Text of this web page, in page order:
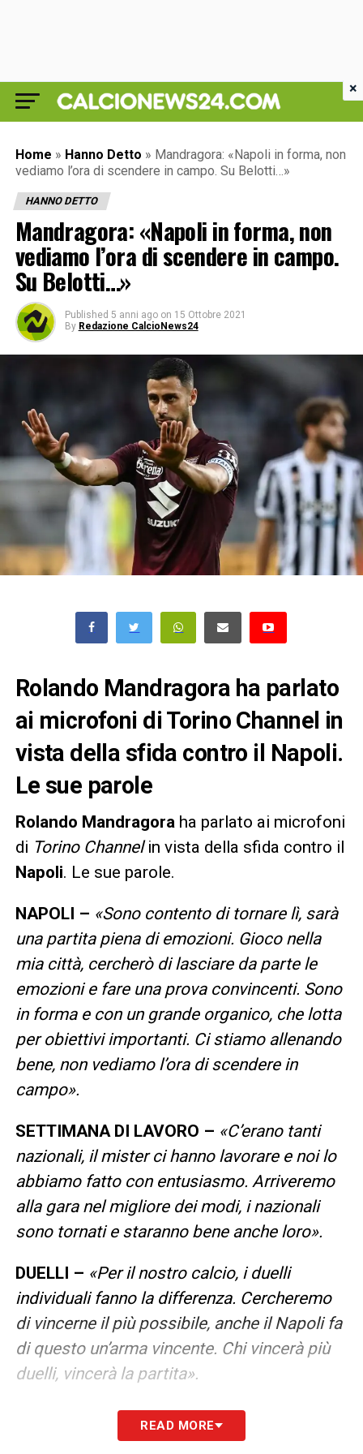
Home » Hanno Detto » Mandragora: «Napoli in forma, non
vediamo l’ora di scendere in campo. Su Belotti…»
HANNO DETTO
Mandragora: «Napoli in forma, non
vediamo l’ora di scendere in campo.
Su Belotti…»
Published 5 anni ago on 15 Ottobre 2021
By Redazione CalcioNews24
Rolando Mandragora ha parlato
ai microfoni di Torino Channel in
vista della sfida contro il Napoli.
Le sue parole
Rolando Mandragora ha parlato ai microfoni
di Torino Channelin vista della sfida contro il
Napoli. Le sue parole.
NAPOLI – «Sono contento di tornare lì, sarà
una partita piena di emozioni. Gioco nella
mia città, cercherò di lasciare da parte le
emozioni e fare una prova convincenti. Sono
in forma e con un grande organico, che lotta
per obiettivi importanti. Ci stiamo allenando
bene, non vediamo l’ora di scendere in
campo».
SETTIMANA DI LAVORO – «C’erano tanti
nazionali, il mister ci hanno lavorare e noi lo
abbiamo fatto con entusiasmo. Arriveremo
alla gara nel migliore dei modi, i nazionali
sono tornati e staranno bene anche loro».
DUELLI – «Per il nostro calcio, i duelli
individuali fanno la differenza. Cercheremo
di vincerne il più possibile, anche il Napoli fa
di questo un’arma vincente. Chi vincerà più
duelli, vincerà la partita».
STADIO PIENO AL 75% –«E’ una bella
notizia, dopo un periodo difficile si sta
READ MORE
×